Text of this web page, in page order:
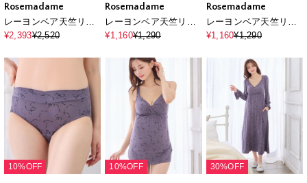
Rosemadame
レーヨンベア天竺リボ
ン柄・無地 授乳ブラ
¥2,393¥2,520
Rosemadame
レーヨンベア天竺リボ
ン柄・無地 浅ばきシ
¥1,160¥1,290
Rosemadame
レーヨンベア天竺リボ
ン柄・無地 浅ばきシ
¥1,160¥1,290
10%OFF 10%OFF 30%OFF